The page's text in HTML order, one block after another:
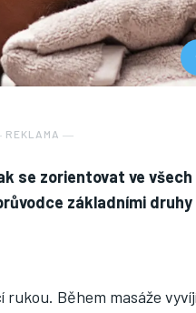
―
se zorientovat ve
základními druhy
Během masáže